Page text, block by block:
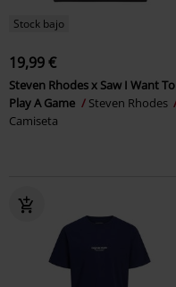
Stock bajo
19,99 €
Steven Rhodes x Saw I Want To
Play A Game
Steven Rhodes
Camiseta